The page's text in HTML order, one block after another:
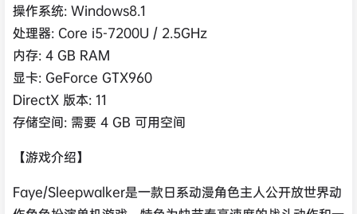
操作系统: Windows8.1
处理器: Core i5-7200U / 2.5GHz
内存: 4 GB RAM
显卡: GeForce GTX960
DirectX 版本: 11
存储空间: 需要 4 GB 可用空间
【游戏介绍】
Faye/Sleepwalker是一款日系动漫角色主人公开放世界动